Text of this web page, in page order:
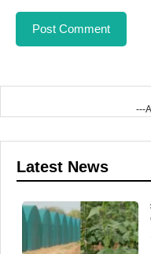
---
Latest News